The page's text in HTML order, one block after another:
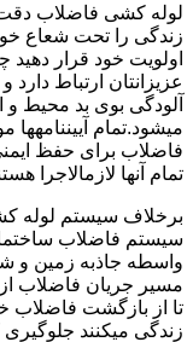
لوله کشی فاضلاب دقت
زندگی را تحت شعاع
اولویت خود قرار
عزیزانتان ارتباط دارد
آلودگی بوی بد محیط و
میشود.تمام
فاضلاب برای حفظ
تمام آنها لازمالاجرا
برخلاف سیستم لوله
سیستم فاضلاب
واسطه جاذبه زمین و
مسیر جریان فاضلاب
تا از بازگشت فاضلاب
زندگی میکنند جلوگیری